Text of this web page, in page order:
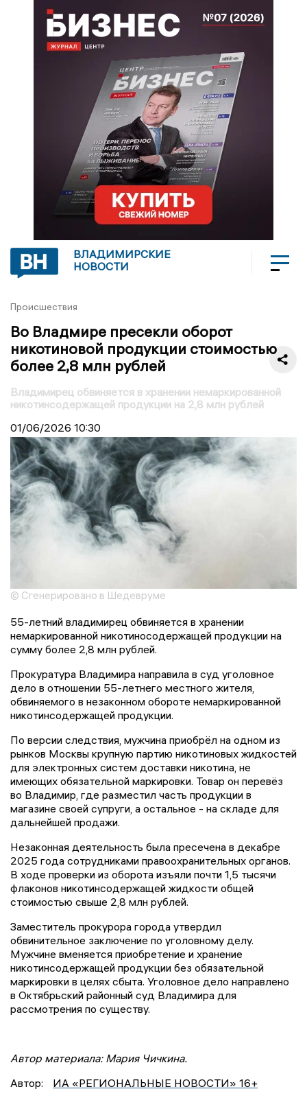
ВЛАДИМИРСКИЕ
НОВОСТИ
Происшествия
Во Владмире пресекли оборот
никотиновой продукции стоимостью
более 2,8 млн рублей
Владимирец обвиняется в хранении немаркированной
никотинсодержащей продукции на 2,8 млн рублей
01/06/2026 10:30
© Сгенерировано в Шедевруме
55-летний владимирец обвиняется в хранении
немаркированной никотиносодержащей продукции на
сумму более 2,8 млн рублей.
Прокуратура Владимира направила в суд уголовное
дело в отношении 55-летнего местного жителя,
обвиняемого в незаконном обороте немаркированной
никотинсодержащей продукции.
По версии следствия, мужчина приобрёл на одном из
рынков Москвы крупную партию никотиновых жидкостей
для электронных систем доставки никотина, не
имеющих обязательной маркировки. Товар он перевёз
во Владимир, где разместил часть продукции в
магазине своей супруги, а остальное - на складе для
дальнейшей продажи.
Незаконная деятельность была пресечена в декабре
2025 года сотрудниками правоохранительных органов.
В ходе проверки из оборота изъяли почти 1,5 тысячи
флаконов никотинсодержащей жидкости общей
стоимостью свыше 2,8 млн рублей.
Заместитель прокурора города утвердил
обвинительное заключение по уголовному делу.
Мужчине вменяется приобретение и хранение
никотинсодержащей продукции без обязательной
маркировки в целях сбыта. Уголовное дело направлено
в Октябрьский районный суд Владимира для
рассмотрения по существу.
Автор материала: Мария Чичкина.
Автор:
ИА «РЕГИОНАЛЬНЫЕ НОВОСТИ» 16+